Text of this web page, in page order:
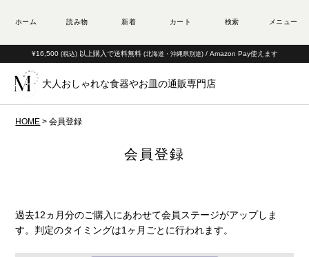
¥16,500 (税込) 以上購入で送料無料 (北海道・沖縄県別途) / Amazon Pay使えます
大人おしゃれな食器やお皿の通販専門店
HOME 会員登録
会員登録
過去12ヵ月分のご購入にあわせて会員ステージがアップしま
す。 判定のタイミングは1ヶ月ごとに行われます。